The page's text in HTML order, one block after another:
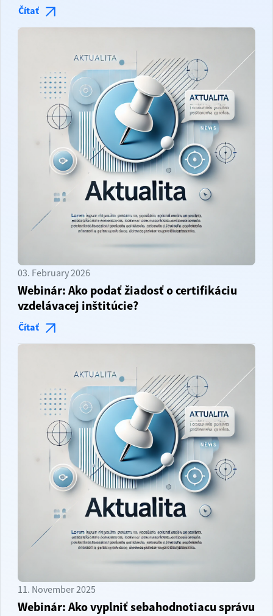
Čítať
03. February 2026
Webinár: Ako podať žiadosť o certifikáciu
vzdelávacej inštitúcie?
Čítať
11. November 2025
Webinár: Ako vyplniť sebahodnotiacu správu